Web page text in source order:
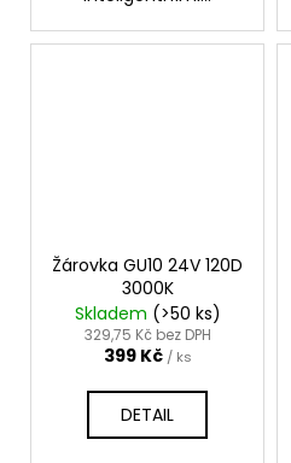
Žárovka GU10 24V 120D
3000K
Skladem (>50 ks)
329,75 Kč bez DPH
399 Kč / ks
DETAIL